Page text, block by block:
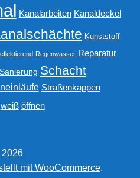
Kanalarbeiten Kanaldeckel
Kunststoff
Regenwasser Reparatur
Sanierung Schacht
Straßenkappen
weiß öffnen
mit WooCommerce.